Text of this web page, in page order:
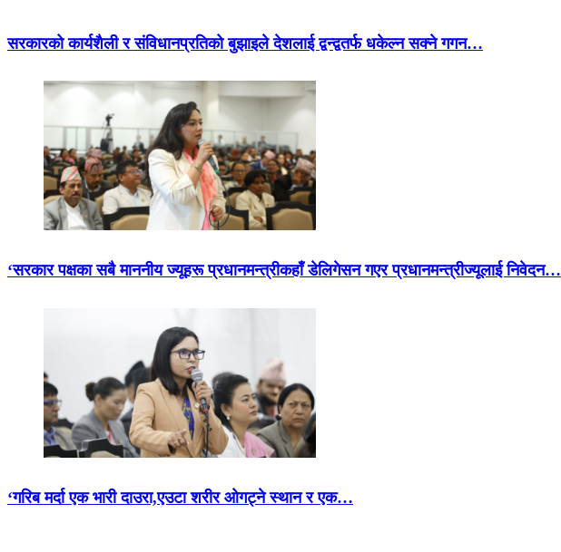
सरकारको कार्यशैली र संविधानप्रतिको बुझाइले देशलाई द्वन्द्वतर्फ धकेल्न सक्ने गगन…
‘सरकार पक्षका सबै माननीय ज्यूहरू प्रधानमन्त्रीकहाँ डेलिगेसन गएर प्रधानमन्त्रीज्यूलाई निवेदन…
‘गरिब मर्दा एक भारी दाउरा,एउटा शरीर ओगट्ने स्थान र एक…